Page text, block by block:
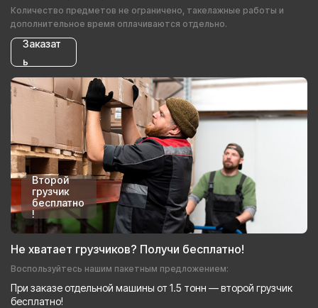
Количество предметов не ограничено, такелажные работы и
дополнительное время оплачиваются отдельно.
Заказат
ь
Второй
грузчик
бесплатно
!
Не хватает грузчиков? Получи бесплатно!
Воспользуйтесь нашим пакетным предложением:
При заказе отдельной машины от 1.5 тонн — второй грузчик
бесплатно!